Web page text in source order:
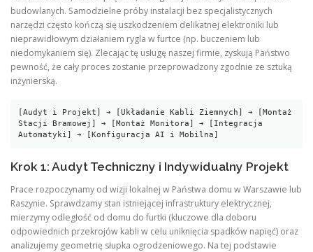
budowlanych. Samodzielne próby instalacji bez specjalistycznych
narzędzi często kończą się uszkodzeniem delikatnej elektroniki lub
nieprawidłowym działaniem rygla w furtce (np. buczeniem lub
niedomykaniem się). Zlecając tę usługę naszej firmie, zyskują Państwo
pewność, że cały proces zostanie przeprowadzony zgodnie ze sztuką
inżynierską.
[Audyt i Projekt] ➔ [Układanie Kabli Ziemnych] ➔ [Montaż
Stacji Bramowej] ➔ [Montaż Monitora] ➔ [Integracja
Krok 1: Audyt Techniczny i Indywidualny Projekt
Prace rozpoczynamy od wizji lokalnej w Państwa domu w Warszawie lub
Raszynie. Sprawdzamy stan istniejącej infrastruktury elektrycznej,
mierzymy odległość od domu do furtki (kluczowe dla doboru
odpowiednich przekrojów kabli w celu uniknięcia spadków napięć) oraz
analizujemy geometrię słupka ogrodzeniowego. Na tej podstawie